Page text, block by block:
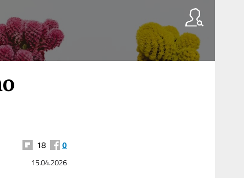
18 0
15.04.2026